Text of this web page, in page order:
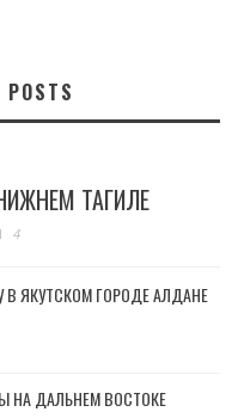
ТАГИЛЕ
4
В ЯКУТСКОМ ГОРОДЕ АЛДАНЕ
НА ДАЛЬНЕМ ВОСТОКЕ